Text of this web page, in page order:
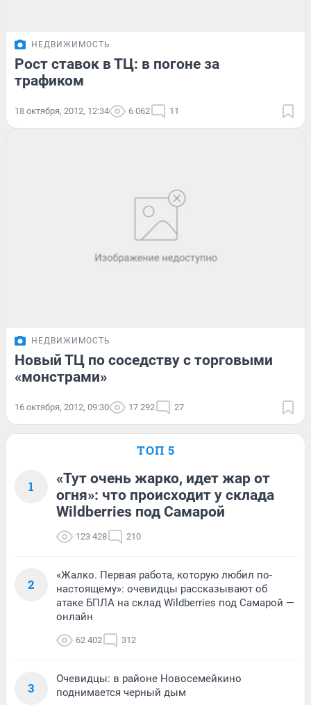
НЕДВИЖИМОСТЬ
Рост ставок в ТЦ: в погоне за
трафиком
18 октября, 2012, 12:34 6 062 11
НЕДВИЖИМОСТЬ
Новый ТЦ по соседству с торговыми
«монстрами»
16 октября, 2012, 09:30 17 292 27
ТОП 5
1
«Тут очень жарко, идет жар от
огня»: что происходит у склада
Wildberries под Самарой
123 428 210
2
«Жалко. Первая работа, которую любил по-
настоящему»: очевидцы рассказывают об
атаке БПЛА на склад Wildberries под Самарой —
онлайн
62 402 312
3
Очевидцы: в районе Новосемейкино
поднимается черный дым